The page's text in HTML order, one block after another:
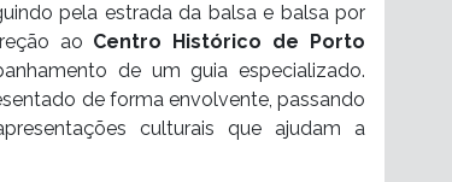
pela estrada da balsa e balsa por
ao Centro Histórico de Porto
de um guia especializado.
de forma envolvente, passando
culturais que ajudam a